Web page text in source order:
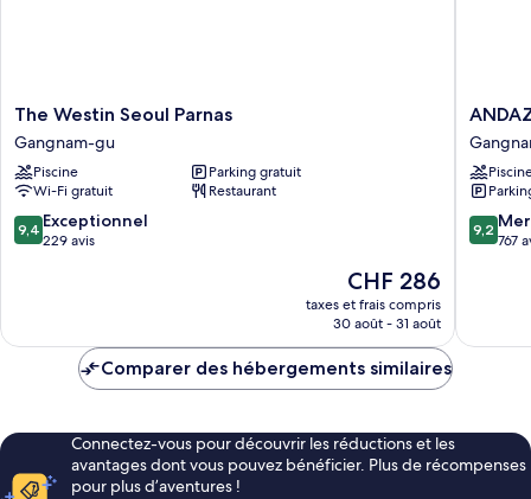
The
Westin
Seoul
Parnas
Gangnam-
gu
The Westin Seoul Parnas
Gangnam-gu
Piscine
Parking gratuit
Wi-Fi gratuit
Restaurant
9.4
sur
9,4 Exceptionnel
229 avis
Le
nouveau
prix
de
CHF 286
taxes et frais compris
30 août - 31 août
ANDAZ
SEOUL
BY
HYATT
gu
9.2
sur
9,2
767
Comparer des hébergements similaires
Connectez-vous pour découvrir les réductions et les
avantages dont vous pouvez bénéficier. Plus de récompenses
pour plus d’aventures !